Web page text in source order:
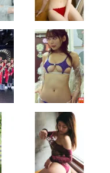
らほとんど行ってな
ど行ってないな。
て、僕だけ都立（高
そのまま行く」ってい
けたんです。でも受験
に終わってた（笑）。
るから“変だな～”っ